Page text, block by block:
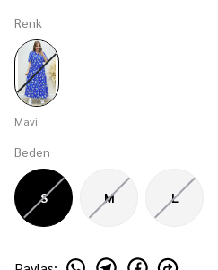
Renk
Mavi
Beden
S M L